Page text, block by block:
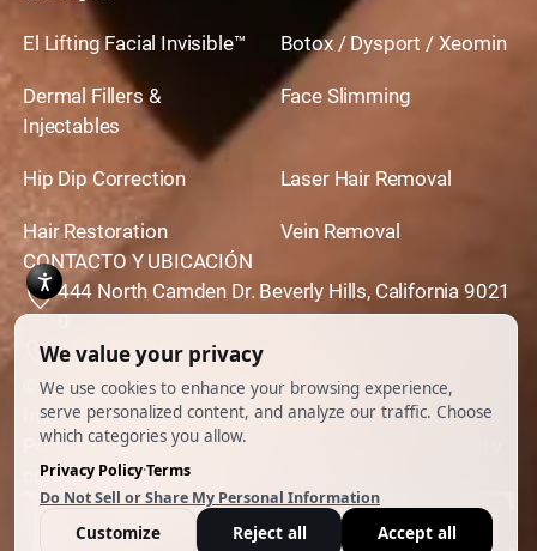
El Lifting Facial Invisible™ Botox / Dysport / Xeomin
Dermal Fillers &
Injectables
Face Slimming
Hip Dip Correction Laser Hair Removal
Hair Restoration
Vein Removal
CONTACTO Y UBICACIÓN
444 North Camden Dr. Beverly Hills, California 9021
0
310,651,6267
© 2026 Todos los derechos reservados.
Impulsado porAnkord Media
Política de privacidad|Descargo de responsabilidad y
condiciones de uso